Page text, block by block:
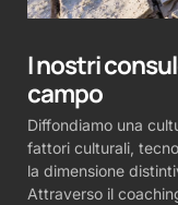
I nostri
campo
Diffondiamo una
fattori culturali,
la dimensione
Attraverso il